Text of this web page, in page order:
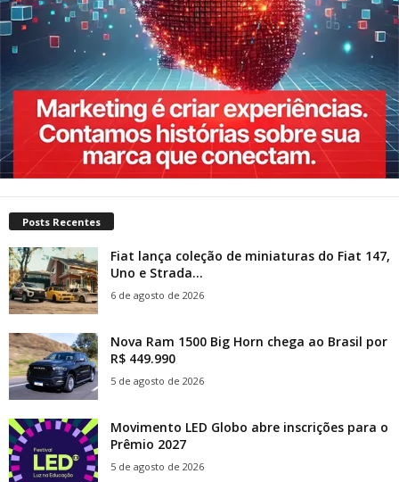
Posts Recentes
Fiat lança coleção de miniaturas do Fiat 147,
Uno e Strada...
6 de agosto de 2026
Nova Ram 1500 Big Horn chega ao Brasil por
R$ 449.990
5 de agosto de 2026
Movimento LED Globo abre inscrições para o
Prêmio 2027
5 de agosto de 2026